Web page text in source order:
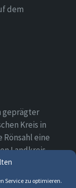
Service zu optimieren.
dem
geprägter
Kreis in
eine
Landkreis
in und um